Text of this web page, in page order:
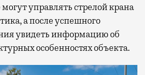
управлять стрелой крана
а после успешного
увидеть информацию об
особенностях объекта.